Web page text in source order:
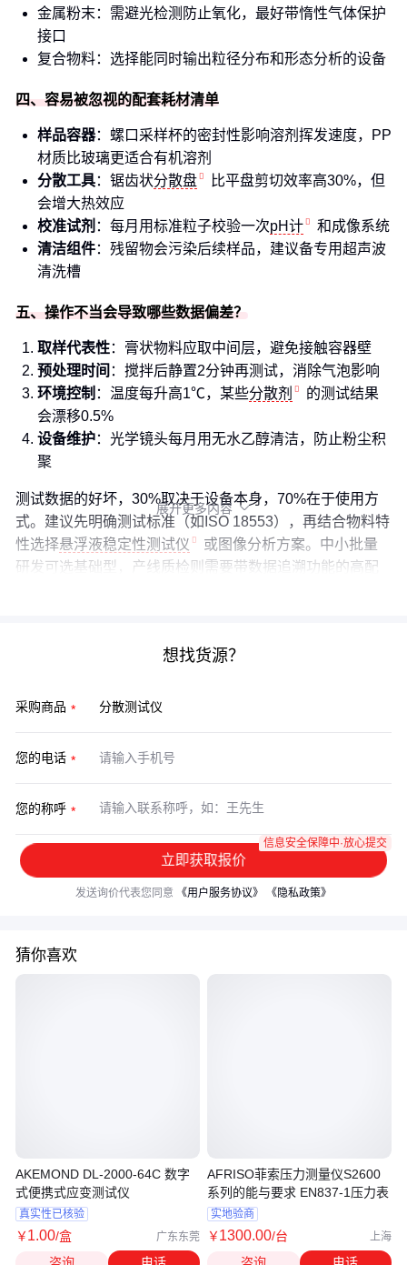
金属粉末：需避光检测防止氧化，最好带惰性气体保护
接口
复合物料：选择能同时输出粒径分布和形态分析的设备
四、容易被忽视的配套耗材清单
样品容器：螺口采样杯的密封性影响溶剂挥发速度，PP
材质比玻璃更适合有机溶剂
分散工具：锯齿状分散盘
比平盘剪切效率高30%，但
会增大热效应
校准试剂 ：每月用标准粒子校验一次pH计
和成像系统
清洁组件：残留物会污染后续样品，建议备专用超声波
清洗槽
五、操作不当会导致哪些数据偏差？
取样代表性：膏状物料应取中间层，避免接触容器壁
预处理时间 ：搅拌后静置2分钟再测试，消除气泡影响
环境控制 ：温度每升高1℃，某些分散剂
的测试结果
会漂移0.5%
设备维护：光学镜头每月用无水乙醇清洁，防止粉尘积
聚
测试数据的好坏，30%取决于设备本身，70%在于使用方
式。建议先明确测试标准（如ISO 18553），再结合物料特
性选择悬浮液稳定性测试仪
或图像分析方案。中小批量
研发可选基础型，产线质检则需要带数据追溯功能的高配
展开更多内容 
想找货源？
采购商品
您的电话
您的称呼
立即获取报价
信息安全保障中·放心提交
发送询价代表您同意 《用户服务协议》 《隐私政策》
猜你喜欢
AKEMOND DL-2000-64C 数字
式便携式应变测试仪
真实性已核验
￥1.00/盒 广东东莞
咨询 电话
AFRISO菲索压力测量仪S2600
系列的能与要求 EN837-1压力表
实地验商
￥1300.00/台 上海
咨询 电话